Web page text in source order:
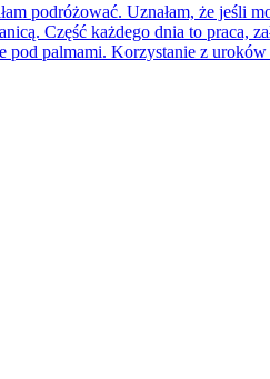
podróżować. Uznałam, że jeśli
Część każdego dnia to praca,
palmami. Korzystanie z